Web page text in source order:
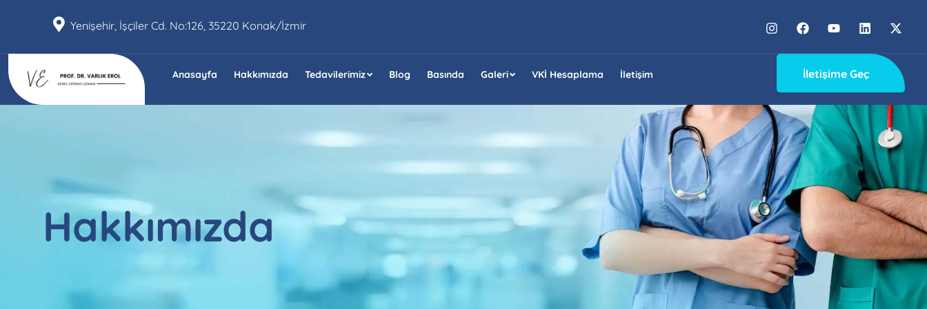
Yenişehir, İşçiler Cd. No:126, 35220 Konak/İzmir
Anasayfa Hakkımızda Tedavilerimiz Blog Basında Galeri VKİ Hesaplama İletişim İletişime Geç
Hakkımızda